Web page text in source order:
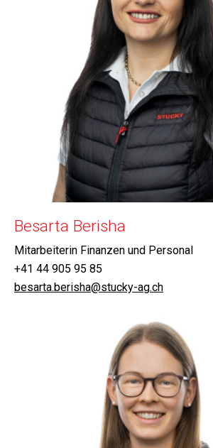
Besarta Berisha
Mitarbeiterin Finanzen und Personal
+41 44 905 95 85
besarta.berisha@stucky-ag.ch